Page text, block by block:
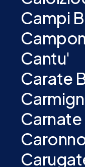
Campi
Cantu'
Carate
Carnate